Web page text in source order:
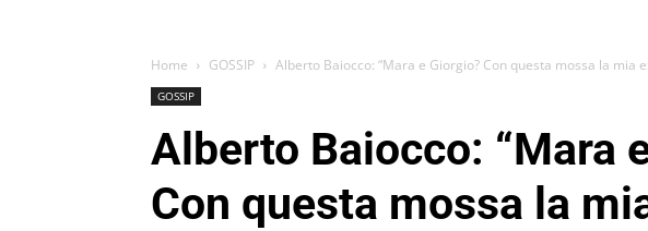
Home GOSSIP Alberto Baiocco: “Mara e Giorgio? Con questa mossa la mia
GOSSIP
Alberto Baiocco: “Mara
Con questa mossa la